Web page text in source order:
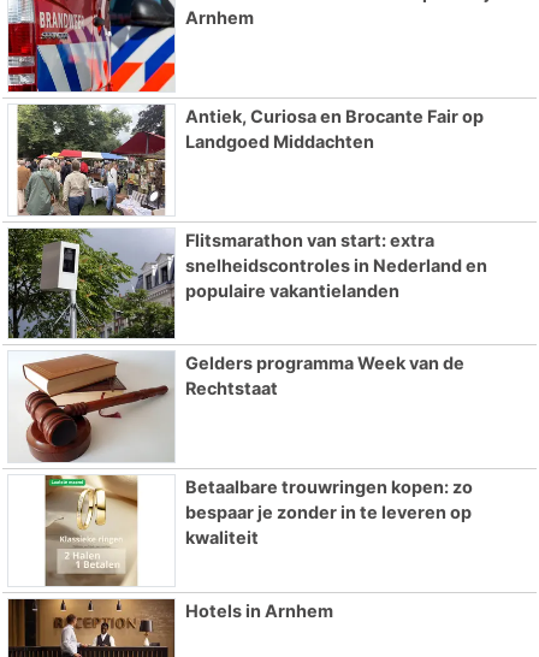
Arnhem
Antiek, Curiosa en Brocante Fair op
Landgoed Middachten
Flitsmarathon van start: extra
snelheidscontroles in Nederland en
populaire vakantielanden
Gelders programma Week van de
Rechtstaat
Betaalbare trouwringen kopen: zo
bespaar je zonder in te leveren op
kwaliteit
Hotels in Arnhem